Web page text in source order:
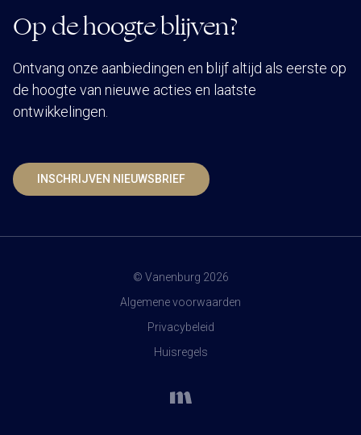
Op de hoogte blijven?
Ontvang onze aanbiedingen en blijf altijd als eerste op
de hoogte van nieuwe acties en laatste
ontwikkelingen.
INSCHRIJVEN NIEUWSBRIEF
© Vanenburg 2026
Algemene voorwaarden
Privacybeleid
Huisregels